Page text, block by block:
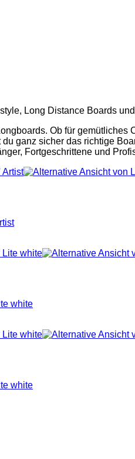
Long Distance Boards und
Ob für
ganz sicher das richtige
Fortgeschrittene und
white
white